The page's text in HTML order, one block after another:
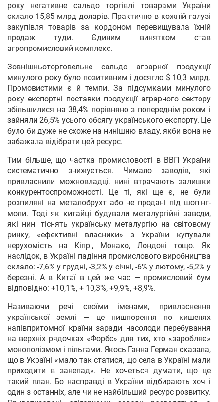
року негативне сальдо торгівлі товарами України
склало 15,85 млрд доларів. Практично в кожній галузі
закупівля товарів за кордоном перевищувала їхній
продаж туди. Єдиним винятком став
агропромисловий комплекс.
Зовнішньоторговельне сальдо аграрної продукції
минулого року було позитивним і досягло $ 10,3 млрд.
Промовистими є й темпи. За підсумками минулого
року експортні поставки продукції аграрного сектору
збільшилися на 38,4% порівняно з попереднім роком і
зайняли 26,5% усього обсягу українського експорту. Це
було би дуже не схоже на нинішню владу, якби вона не
забажала відібрати цей ресурс.
Тим більше, що частка промисловості в ВВП України
систематично знижується. Чимало заводів, які
привласнили можновладці, нині втрачають залишки
конкурентоспроможності. Це ті, які ще є, не були
розпиляні на металобрухт або не продані під шопінг-
моли. Тоді як китайці будували металургійні заводи,
які нині тіснять українську металургію на світовому
ринку, «ефективні власники» з України купували
нерухомість на Кіпрі, Монако, Лондоні тощо. Як
наслідок, в Україні падіння промислового виробництва
склало: -7,6% у грудні, -3,2% у січні, -6% у лютому, -5,2% у
березні. А в Китаї в цей же час — промисловий бум
відповідно: +10,1%, + 10,3%, +9,9%, +8,9%.
Називаючи речі своїми іменами, привласнення
української землі — це нишпорення по кишенях
напівпритомної країни заради насолоди перебування
на верхніх рядочках «Форбс» для тих, хто «заробляє»
монополізмом і пільгами. Якось Ганна Герман сказала,
що в Україні «мало так статися, що села в Україні мали
приходити в занепад». Не хочеться думати, що це
такий план. Бо насправді в України відбирають хоч і
один з останніх, але чи не найбільший ресурс розвитку.